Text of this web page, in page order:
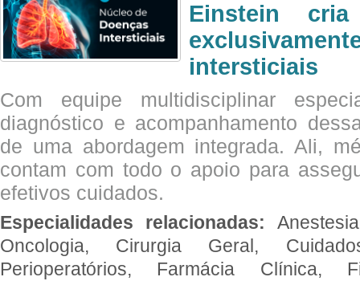
Einstein
intersticiais
Com equipe multidisciplinar
diagnóstico e acompanhamento
de uma abordagem integrada. Ali,
contam com todo o apoio para
efetivos cuidados.
Especialidades relacionadas:
Oncologia, Cirurgia Geral,
Perioperatórios, Farmácia Clínica,